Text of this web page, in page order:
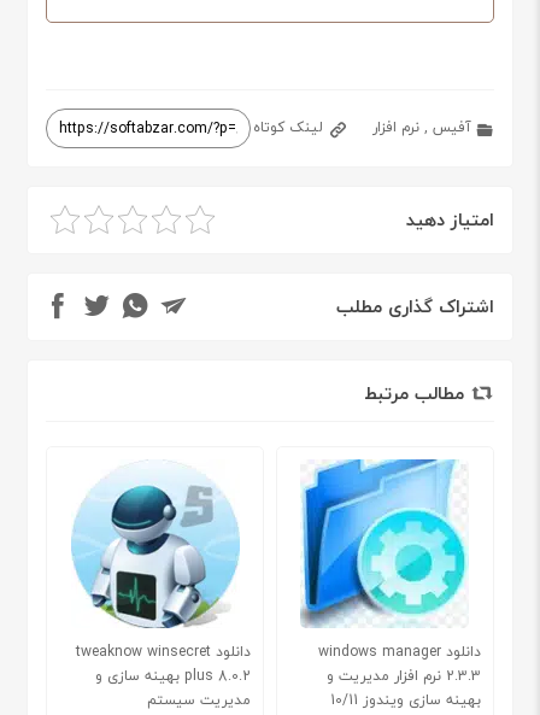
آفیس ,نرم افزار لینک کوتاه
امتیاز دهید
اشتراک گذاری مطلب
مطالب مرتبط
دانلود windows manager
2.3.3 نرم افزار مدیریت و
بهینه سازی ویندوز 10/11
دانلود tweaknow winsecret
plus 8.0.2 بهینه سازی و
مدیریت سیستم